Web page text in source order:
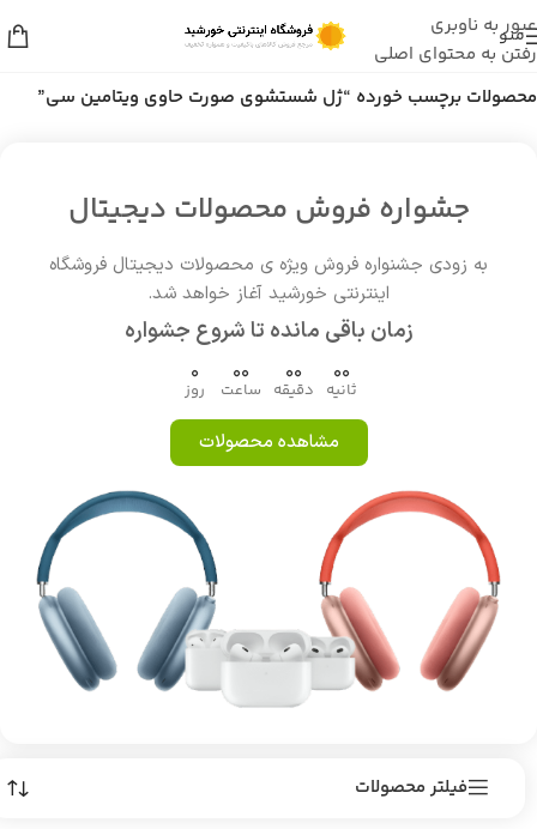
عبور به ناوبری
رفتن به محتوای اصلی
منو
خانه/
محصولات برچسب خورده “ژل شستشوی صورت حاوی ویتامین سی”
جشواره فروش محصولات دیجیتال
به زودی جشنواره فروش ویژه ی محصولات دیجیتال فروشگاه
اینترنتی خورشید آغاز خواهد شد.
زمان باقی مانده تا شروع جشواره
0
روز
00
ساعت
00
دقیقه
00
ثانیه
مشاهده محصولات
فیلتر محصولات